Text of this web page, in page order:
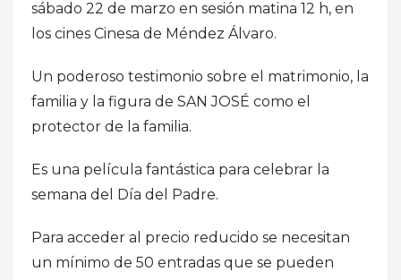
sábado 22 de marzo en sesión matina 12 h, en
los cines Cinesa de Méndez Álvaro.
Un poderoso testimonio sobre el matrimonio, la
familia y la figura de SAN JOSÉ como el
protector de la familia.
Es una película fantástica para celebrar la
semana del Día del Padre.
Para acceder al precio reducido se necesitan
un mínimo de 50 entradas que se pueden